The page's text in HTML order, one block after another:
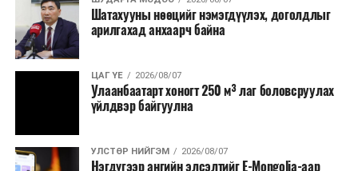
Шатахууны нөөцийг нэмэгдүүлэх, доголдлыг
арилгахад анхаарч байна
ЦАГ ҮЕ 2026/08/07
Улаанбаатарт хоногт 250 м³ лаг боловсруулах
үйлдвэр байгуулна
УЛСТӨР НИЙГЭМ 2026/08/07
Нэгдүгээр ангийн элсэлтийг E-Mongolia-аар